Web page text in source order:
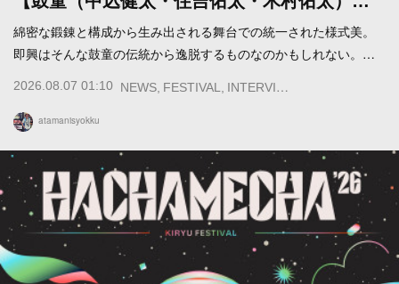
綿密な鍛錬と構成から生み出される舞台での統一された様式美。
即興はそんな鼓童の伝統から逸脱するものなのかもしれない。…
2026.08.07 01:10 NEWS FESTIVAL INTERVIEW
atamanisyokku